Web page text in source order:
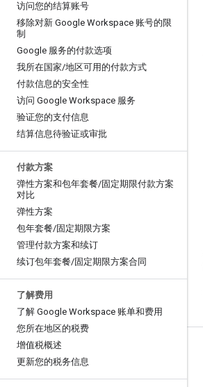
访问您的结算账号
移除对新 Google Workspace 账号的限
制
Google 服务的付款选项
我所在国家/地区可用的付款方式
付款信息的安全性
访问 Google Workspace 服务
验证您的支付信息
结算信息待验证或审批
付款方案
弹性方案和包年套餐/固定期限付款方案
对比
弹性方案
包年套餐/固定期限方案
管理付款方案和续订
续订包年套餐/固定期限方案合同
了解费用
了解 Google Workspace 账单和费用
您所在地区的税费
增值税概述
更新您的税务信息